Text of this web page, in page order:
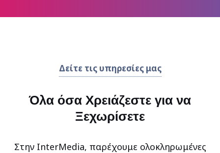
Δείτε τις υπηρεσίες μας
Όλα όσα Χρειάζεστε για να
Ξεχωρίσετε
Στην InterMedia, παρέχουμε ολοκληρωμένες